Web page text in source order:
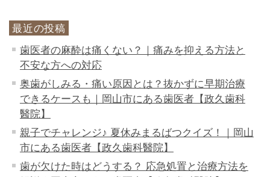
最近の投稿
歯医者の麻酔は痛くない？｜痛みを抑える方法と
不安な方への対応
奥歯がしみる・痛い原因とは？抜かずに早期治療
できるケースも｜岡山市にある歯医者【政久歯科
醫院】
親子でチャレンジ♪ 夏休みまるばつクイズ！｜岡山
市にある歯医者【政久歯科醫院】
歯が欠けた時はどうする？ 応急処置と治療方法を